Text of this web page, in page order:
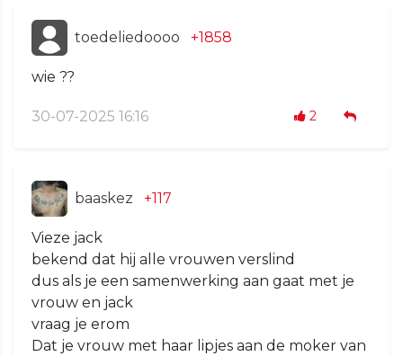
toedeliedoooo +1858
wie ??
30-07-2025 16:16 2
baaskez +117
Vieze jack
bekend dat hij alle vrouwen verslind
dus als je een samenwerking aan gaat met je
vrouw en jack
vraag je erom
Dat je vrouw met haar lipjes aan de moker van